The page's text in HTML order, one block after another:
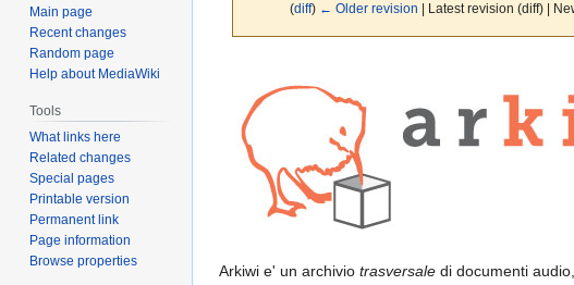
(diff) ← Older revision | Latest revision (diff) |
navigation
search
Arkiwi e' un archivio trasversale di documenti
Main page
Recent changes
Random page
Help about MediaWiki
Tools
What links here
Related changes
Special pages
Printable version
Permanent link
Page information
Browse properties